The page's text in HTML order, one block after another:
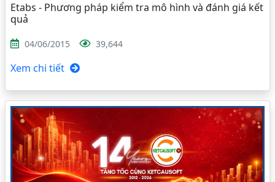
Etabs - Phương pháp kiểm tra mô hình và đánh giá kết
quả
04/06/2015 39,644
Xem chi tiết